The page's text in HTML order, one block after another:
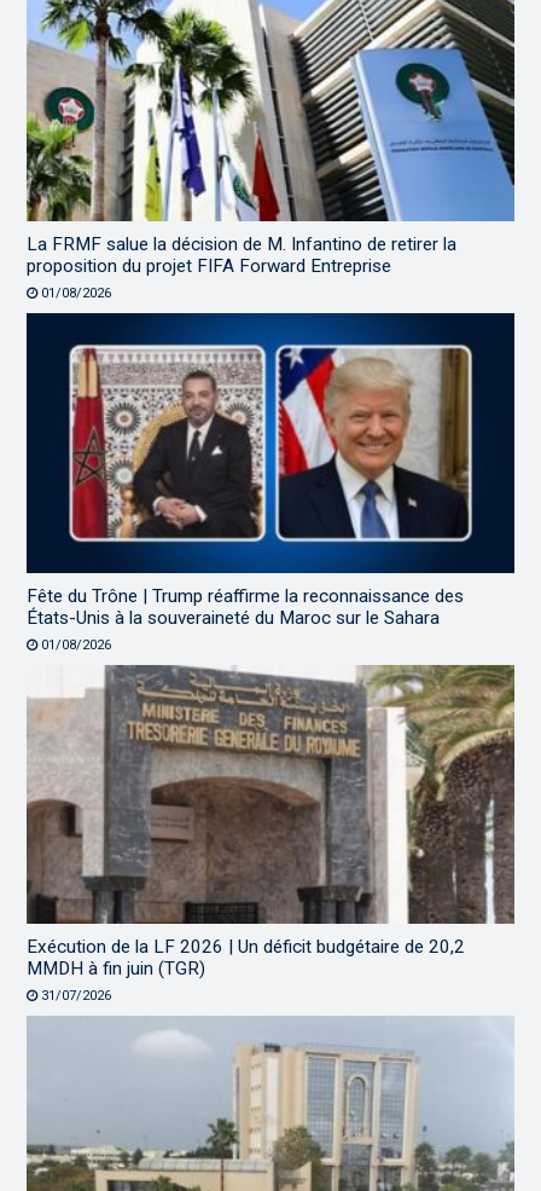
La FRMF salue la décision de M. Infantino de retirer la
proposition du projet FIFA Forward Entreprise
01/08/2026
Fête du Trône | Trump réaffirme la reconnaissance des
États-Unis à la souveraineté du Maroc sur le Sahara
01/08/2026
Exécution de la LF 2026 | Un déficit budgétaire de 20,2
MMDH à fin juin (TGR)
31/07/2026